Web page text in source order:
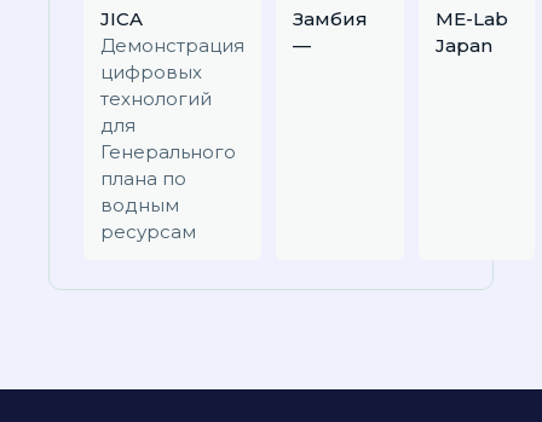
JICA
Демонстрация
цифровых
технологий
для
Генерального
плана по
водным
ресурсам
Замбия
—
ME-Lab
Japan